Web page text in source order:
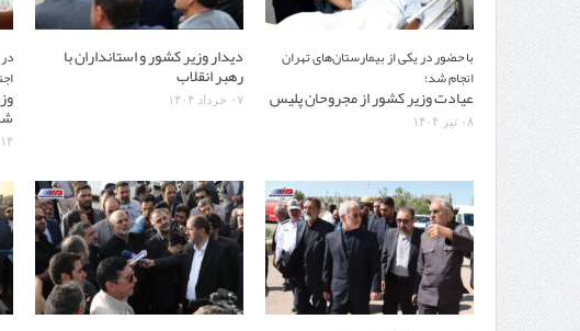
با حضور در یکی از بیمارستان‌های تهران
انجام شد؛
عیادت وزیر کشور از مجروحان پلیس
۰۸ تیر ۱۴۰۴
دیدار وزیر کشور و استانداران با
رهبر انقلاب
۰۷ خرداد ۱۴۰۴
۱۴ بهمن ۱۴۰۳